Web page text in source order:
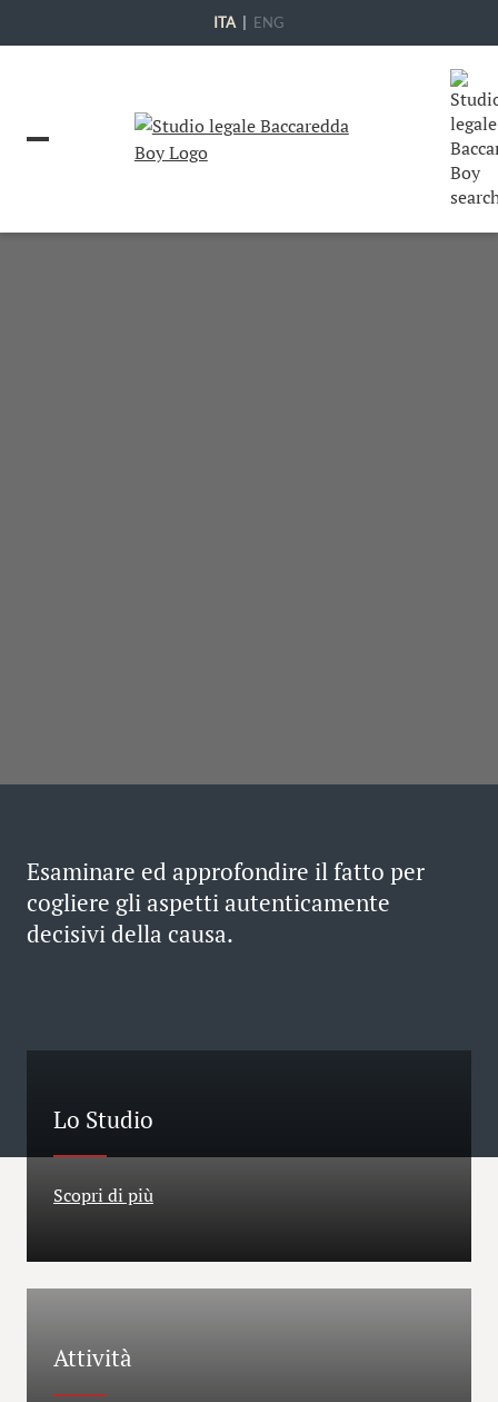
ITA ENG
Esaminare ed approfondire il fatto per
cogliere gli aspetti autenticamente
decisivi della causa.
Lo Studio
Scopri di più
Attività